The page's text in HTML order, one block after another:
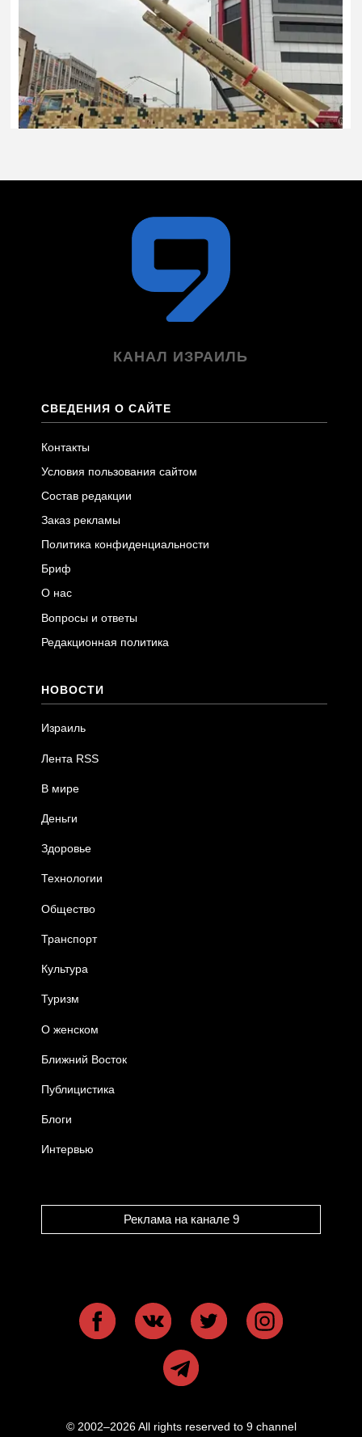
КАНАЛ ИЗРАИЛЬ
СВЕДЕНИЯ О САЙТЕ
Контакты
Условия пользования сайтом
Состав редакции
Заказ рекламы
Политика конфиденциальности
Бриф
О нас
Вопросы и ответы
Редакционная политика
НОВОСТИ
Израиль
Лента RSS
В мире
Деньги
Здоровье
Технологии
Общество
Транспорт
Культура
Туризм
О женском
Ближний Восток
Публицистика
Блоги
Интервью
Реклама на канале 9
© 2002–2026 All rights reserved to 9 channel